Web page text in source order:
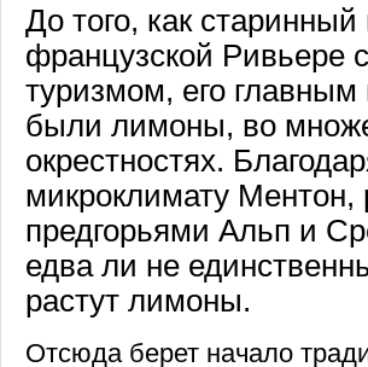
До того, как
французской Ривьере
туризмом, его
были лимоны, во
окрестностях.
микроклимату
предгорьями Альп и
едва ли не
растут лимоны.
Отсюда берет начало